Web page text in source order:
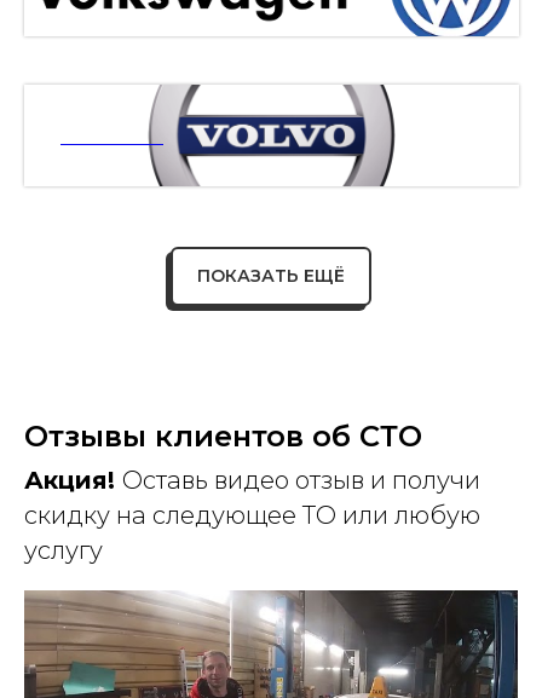
ВОЛЬВО
ПОКАЗАТЬ ЕЩЁ
Отзывы клиентов об СТО
Акция! Оставь видео отзыв и получи
скидку на следующее ТО или любую
услугу